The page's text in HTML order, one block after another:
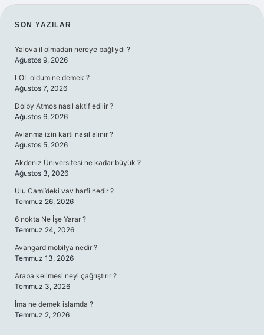
SIDEBAR
SON YAZILAR
Yalova il olmadan nereye bağlıydı ?
Ağustos 9, 2026
LOL oldum ne demek ?
Ağustos 7, 2026
Dolby Atmos nasıl aktif edilir ?
Ağustos 6, 2026
Avlanma izin kartı nasıl alınır ?
Ağustos 5, 2026
Akdeniz Üniversitesi ne kadar büyük ?
Ağustos 3, 2026
Ulu Cami’deki vav harfi nedir ?
Temmuz 26, 2026
6 nokta Ne İşe Yarar ?
Temmuz 24, 2026
Avangard mobilya nedir ?
Temmuz 13, 2026
Araba kelimesi neyi çağrıştırır ?
Temmuz 3, 2026
İma ne demek islamda ?
Temmuz 2, 2026